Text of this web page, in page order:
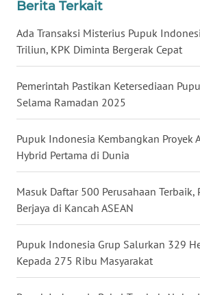
Berita Terkait
Ada Transaksi Misterius Pupuk
Triliun, KPK Diminta Bergerak Cepat
Pemerintah Pastikan Ketersediaan
Selama Ramadan 2025
Pupuk Indonesia Kembangkan Proyek
Hybrid Pertama di Dunia
Masuk Daftar 500 Perusahaan
Berjaya di Kancah ASEAN
Pupuk Indonesia Grup Salurkan 329
Kepada 275 Ribu Masyarakat
WN
KALTENG
WN
KALTARA
WN
WN
WN